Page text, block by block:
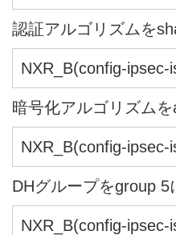
認証アルゴリズムを
NXR_B(config-ipsec-
暗号化アルゴリズムを
NXR_B(config-ipsec-
DHグループをgroup 5
NXR_B(config-ipsec-